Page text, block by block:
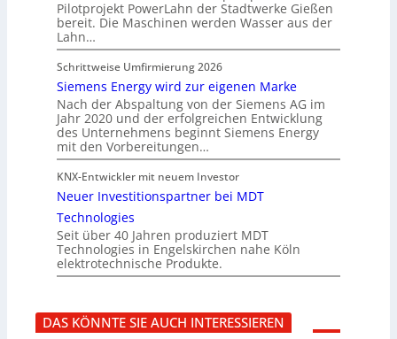
Pilotprojekt PowerLahn der Stadtwerke Gießen
bereit. Die Maschinen werden Wasser aus der
Lahn…
Schrittweise Umfirmierung 2026
Siemens Energy wird zur eigenen Marke
Nach der Abspaltung von der Siemens AG im
Jahr 2020 und der erfolgreichen Entwicklung
des Unternehmens beginnt Siemens Energy
mit den Vorbereitungen…
KNX-Entwickler mit neuem Investor
Neuer Investitionspartner bei MDT
Technologies
Seit über 40 Jahren produziert MDT
Technologies in Engelskirchen nahe Köln
elektrotechnische Produkte.
DAS KÖNNTE SIE AUCH INTERESSIEREN